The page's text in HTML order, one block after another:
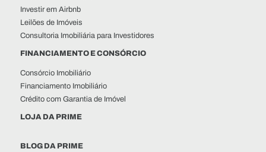
Investir em Airbnb
Leilões de Imóveis
Consultoria Imobiliária para Investidores
FINANCIAMENTO E CONSÓRCIO
Consórcio Imobiliário
Financiamento Imobiliário
Crédito com Garantia de Imóvel
LOJA DA PRIME
BLOG DA PRIME